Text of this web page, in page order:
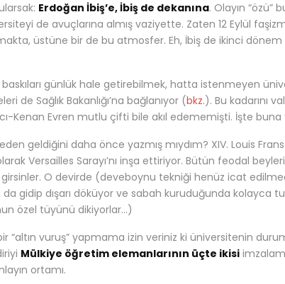
Erdoğan İbiş’e, İbiş de dekanına. Olayın “özü”
de avuçlarına almış vaziyette. Zaten 12 Eylül
üstüne bir de bu atmosfer. Eh, İbiş de ikinci
baskıları günlük hale getirebilmek, hatta istenmeyen
de Sağlık Bakanlığı’na bağlanıyor (bkz.). Bu kadarını
Kenan Evren mutlu çifti bile akıl edememişti. İşte buna
geldiğini daha önce yazmış mıydım? XIV. Louis
Versailles Sarayı’nı inşa ettiriyor. Bütün feodal
girsinler. O devirde (deveboynu tekniği henüz icat
da gidip dışarı döküyor ve sabah kuruduğunda kolayca
özel tüyünü dikiyorlar…)
“altın vuruş” yapmama izin veriniz ki üniversitenin
Mülkiye öğretim elemanlarının üçte ikisi
ortamı.